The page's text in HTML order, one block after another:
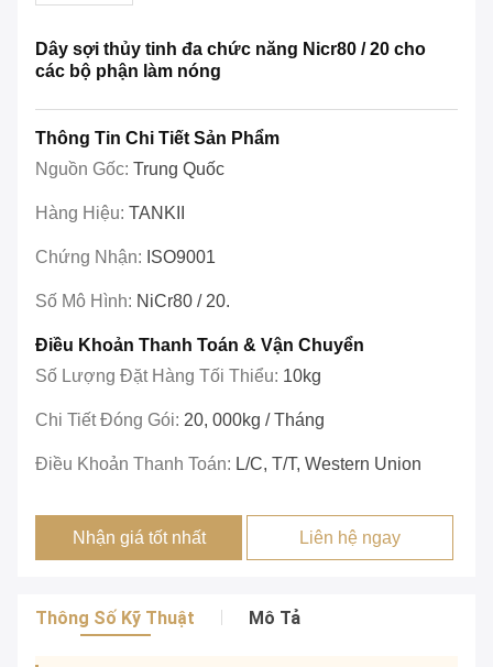
Dây sợi thủy tinh đa chức năng Nicr80 / 20 cho
các bộ phận làm nóng
Thông Tin Chi Tiết Sản Phẩm
Nguồn Gốc: Trung Quốc
Hàng Hiệu: TANKII
Chứng Nhận: ISO9001
Số Mô Hình: NiCr80 / 20.
Điều Khoản Thanh Toán & Vận Chuyển
Số Lượng Đặt Hàng Tối Thiểu: 10kg
Chi Tiết Đóng Gói: 20, 000kg / Tháng
Điều Khoản Thanh Toán: L/c, T/T, Western Union
Nhận giá tốt nhất Liên hệ ngay
Thông Số Kỹ Thuật Mô Tả